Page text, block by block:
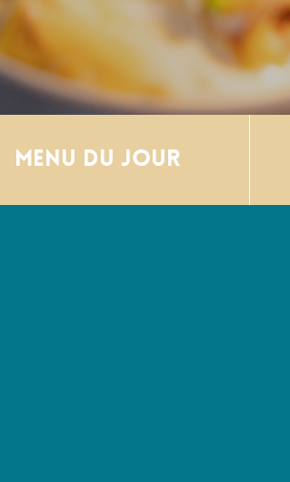
Menu du jour